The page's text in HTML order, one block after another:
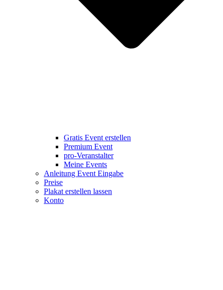
Gratis Event erstellen
Premium Event
pro-Veranstalter
Meine Events
Anleitung Event Eingabe
Preise
Plakat erstellen lassen
Konto